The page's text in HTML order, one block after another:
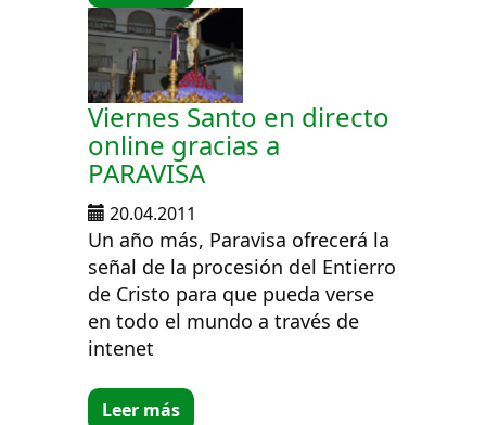
Viernes Santo en directo
online gracias a
PARAVISA
20.04.2011
Un año más, Paravisa ofrecerá la
señal de la procesión del Entierro
de Cristo para que pueda verse
en todo el mundo a través de
intenet
Leer más